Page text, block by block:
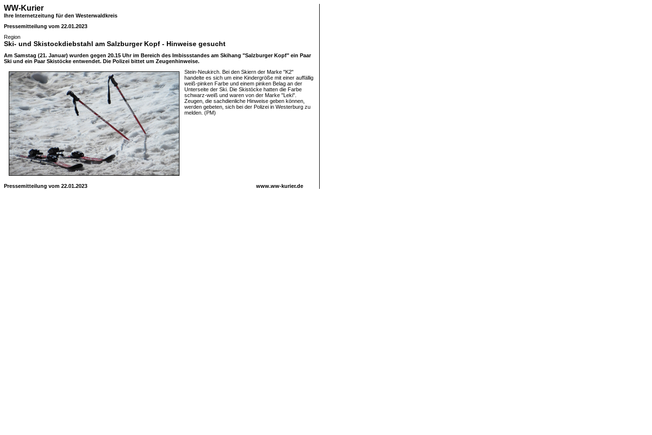
WW-Kurier
Ihre Internetzeitung für den Westerwaldkreis
Pressemitteilung vom 22.01.2023
Region
Ski- und Skistockdiebstahl am Salzburger Kopf - Hinweise gesucht
Am Samstag (21. Januar) wurden gegen 20.15 Uhr im Bereich des Imbissstandes am Skihang "Salzburger Kopf" ein Paar
Ski und ein Paar Skistöcke entwendet. Die Polizei bittet um Zeugenhinweise.
Stein-Neukirch. Bei den Skiern der Marke "K2"
handelte es sich um eine Kindergröße mit einer auffällig
weiß-pinken Farbe und einem pinken Belag an der
Unterseite der Ski. Die Skistöcke hatten die Farbe
schwarz-weiß und waren von der Marke "Leki".
Zeugen, die sachdienliche Hinweise geben können,
werden gebeten, sich bei der Polizei in Westerburg zu
melden. (PM)
Pressemitteilung vom 22.01.2023 www.ww-kurier.de